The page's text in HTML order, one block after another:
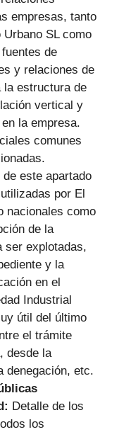
empresas, tanto
SL como
de
y relaciones de
la estructura de
vertical y
la empresa.
comunes
este apartado
por El
nacionales como
de la
ser explotadas,
y la
en el
Industrial
útil del último
el trámite
desde la
denegación, etc.
Detalle de los
los